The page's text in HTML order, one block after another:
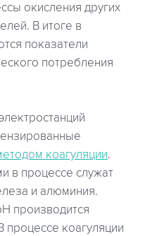
окисления других
В итоге в
показатели
потребления
коагуляции.
в процессе служат
и алюминия.
производится
коагуляции